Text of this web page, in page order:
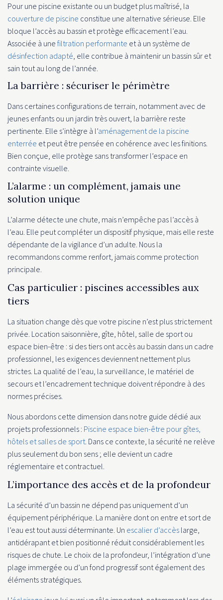
Pour une piscine existante ou un budget plus maîtrisé, la
couverture de piscine constitue une alternative sérieuse. Elle
bloque l’accès au bassin et protège efficacement l’eau.
Associée à une filtration performante et à un système de
désinfection adapté , elle contribue à maintenir un bassin sûr et
sain tout au long de l’année.
La barrière : sécuriser le périmètre
Dans certaines configurations de terrain, notamment avec de
jeunes enfants ou un jardin très ouvert, la barrière reste
pertinente. Elle s’intègre à l’aménagement de la piscine
enterrée et peut être pensée en cohérence avec les finitions.
Bien conçue, elle protège sans transformer l’espace en
contrainte visuelle.
L’alarme : un complément, jamais une
solution unique
L’alarme détecte une chute, mais n’empêche pas l’accès à
l’eau. Elle peut compléter un dispositif physique, mais elle reste
dépendante de la vigilance d’un adulte. Nous la
recommandons comme renfort, jamais comme protection
principale.
Cas particulier : piscines accessibles aux
tiers
La situation change dès que votre piscine n’est plus strictement
privée. Location saisonnière, gîte, hôtel, salle de sport ou
espace bien-être : si des tiers ont accès au bassin dans un cadre
professionnel, les exigences deviennent nettement plus
strictes. La qualité de l’eau, la surveillance, le matériel de
secours et l’encadrement technique doivent répondre à des
normes précises.
Nous abordons cette dimension dans notre guide dédié aux
projets professionnels : Piscine espace bien-être pour gîtes,
hôtels et salles de sport . Dans ce contexte, la sécurité ne relève
plus seulement du bon sens ; elle devient un cadre
réglementaire et contractuel.
L’importance des accès et de la profondeur
La sécurité d’un bassin ne dépend pas uniquement d’un
équipement périphérique. La manière dont on entre et sort de
l’eau est tout aussi déterminante. Un escalier d’accès large,
antidérapant et bien positionné réduit considérablement les
risques de chute. Le choix de la profondeur, l’intégration d’une
plage immergée ou d’un fond progressif sont également des
éléments stratégiques.